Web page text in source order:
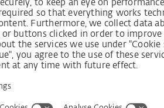
так і
елемента
можлива в